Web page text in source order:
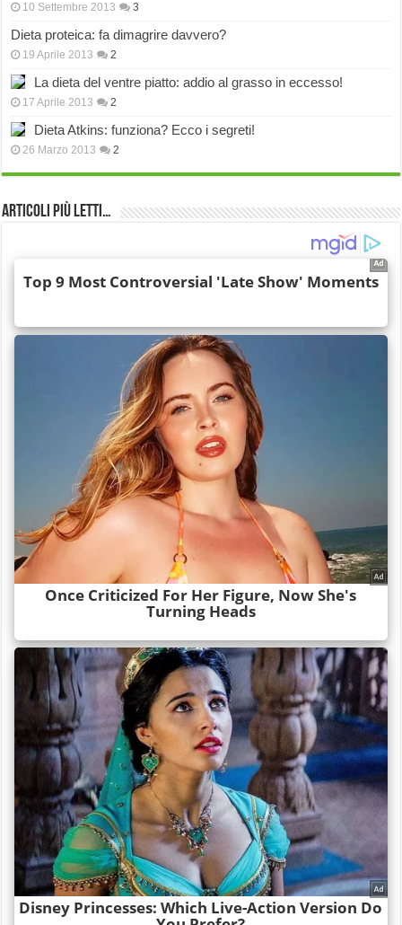
10 Settembre 2013 3
Dieta proteica: fa dimagrire davvero?
19 Aprile 2013 2
La dieta del ventre piatto: addio al grasso in eccesso!
17 Aprile 2013 2
Dieta Atkins: funziona? Ecco i segreti!
26 Marzo 2013 2
Articoli più Letti…